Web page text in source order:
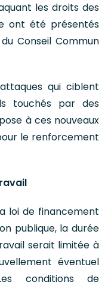
les droits des
ont été présentés
Conseil Commun
qui ciblent
touchés par des
à ces nouveaux
le renforcement
loi de financement
publique, la durée
serait limitée à
éventuel
conditions de